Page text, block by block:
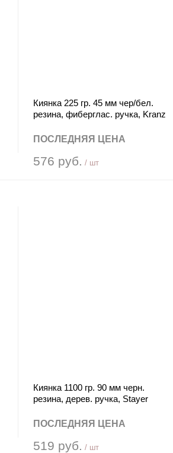
Киянка 225 гр. 45 мм чер/бел.
резина, фиберглас. ручка, Kranz
ПОСЛЕДНЯЯ ЦЕНА
576 руб. / шт
Киянка 1100 гр. 90 мм черн.
резина, дерев. ручка, Stayer
ПОСЛЕДНЯЯ ЦЕНА
519 руб. / шт